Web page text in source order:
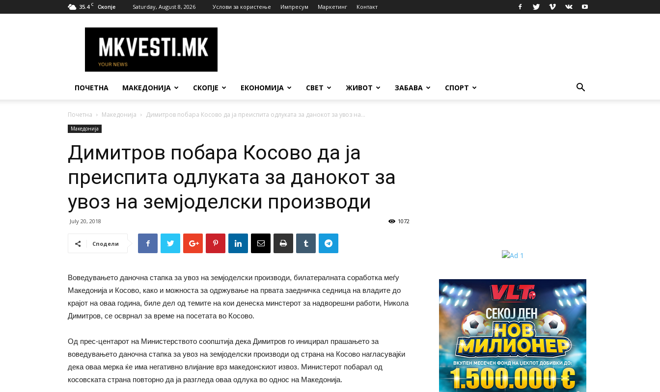
35.4 C Скопје Saturday, August 8, 2026 Услови за користење Импресум Маркетинг Контакт
Вести
ПОЧЕТНА МАКЕДОНИЈА СКОПЈЕ ЕКОНОМИЈА СВЕТ ЖИВОТ ЗАБАВА СПОРТ
Почетна Македонија Димитров побара Косово да ја преиспита одлуката за данокот за увоз на...
Македонија
Димитров побара Косово да ја
преиспита одлуката за данокот за
увоз на земјоделски производи
July 20, 2018 1072
Сподели
Воведувањето даночна стапка за увоз на земјоделски производи, билатералната соработка меѓу
Македонија и Косово, како и можноста за одржување на првата заедничка седница на владите до
крајот на оваа година, биле дел од темите на кои денеска минстерот за надворешни работи, Никола
Димитров, се осврнал за време на посетата во Косово.
Од прес-центарот на Министерството соопштија дека Димитров го иницирал прашањето за
воведувањето даночна стапка за увоз на земјоделски производи од страна на Косово нагласувајќи
дека оваа мерка ќе има негативно влијание врз македонскиот извоз. Министерот побарал од
косовската страна повторно да ја разгледа оваа одлука во однос на Македонија.